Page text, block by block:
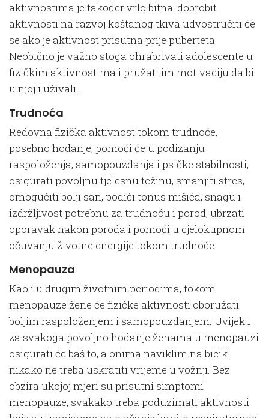
aktivnostima je također vrlo bitna: dobrobit
aktivnosti na razvoj koštanog tkiva udvostručiti će
se ako je aktivnost prisutna prije puberteta.
Neobično je važno stoga ohrabrivati adolescente u
fizičkim aktivnostima i pružati im motivaciju da bi
u njoj i uživali.
Trudnoća
Redovna fizička aktivnost tokom trudnoće,
posebno hodanje, pomoći će u podizanju
raspoloženja, samopouzdanja i psičke stabilnosti,
osigurati povoljnu tjelesnu težinu, smanjiti stres,
omogućiti bolji san, podići tonus mišića, snagu i
izdržljivost potrebnu za trudnoću i porod, ubrzati
oporavak nakon poroda i pomoći u cjelokupnom
očuvanju životne energije tokom trudnoće.
Menopauza
Kao i u drugim životnim periodima, tokom
menopauze žene će fizičke aktivnosti oboružati
boljim raspoloženjem i samopouzdanjem. Uvijek i
za svakoga povoljno hodanje ženama u menopauzi
osigurati će baš to, a onima naviklim na bicikl
nikako ne treba uskratiti vrijeme u vožnji. Bez
obzira ukojoj mjeri su prisutni simptomi
menopauze, svakako treba poduzimati aktivnosti